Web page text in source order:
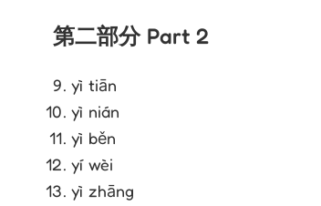
第二部分Part 2
yì tiān
yì nián
yì běn
yí wèi
yì zhāng